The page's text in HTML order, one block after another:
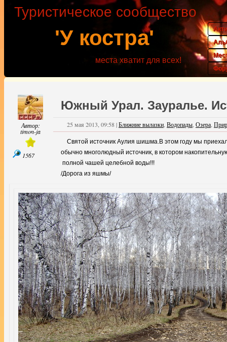
'У костра'
Туристическое сообщество
места хватит для всех!
Автор:
timon-ja
1567
Южный Урал. Зауралье.
25 мая 2013, 09:58|Ближние вылазки Водопады Озера
Святой источник Аулия шишма.В этом году мы
обычно многолюдный источник, в котором
полной чашей целебной воды!!!
/Дорога из яшмы/